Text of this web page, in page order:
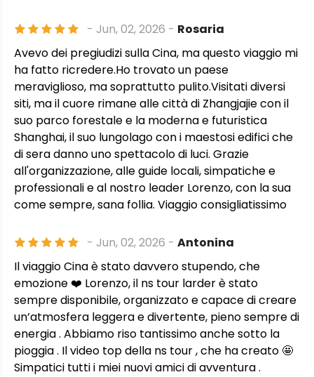
- Jun, 02, 2026 - Rosaria
Avevo dei pregiudizi sulla Cina, ma questo viaggio mi
ha fatto ricredere.Ho trovato un paese
meraviglioso, ma soprattutto pulito.Visitati diversi
siti, ma il cuore rimane alle città di Zhangjajie con il
suo parco forestale e la moderna e futuristica
Shanghai, il suo lungolago con i maestosi edifici che
di sera danno uno spettacolo di luci. Grazie
all'organizzazione, alle guide locali, simpatiche e
professionali e al nostro leader Lorenzo, con la sua
come sempre, sana follia. Viaggio consigliatissimo
- Jun, 02, 2026 - Antonina
Il viaggio Cina è stato davvero stupendo, che
emozione ❤️ Lorenzo, il ns tour larder è stato
sempre disponibile, organizzato e capace di creare
un’atmosfera leggera e divertente, pieno sempre di
energia . Abbiamo riso tantissimo anche sotto la
pioggia . Il video top della ns tour , che ha creato 🤩
Simpatici tutti i miei nuovi amici di avventura .